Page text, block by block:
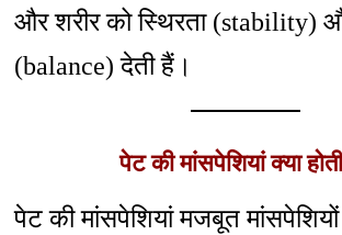
और शरीर को स्थिरता (stability)
(balance) देती हैं।
पेट की मांसपेशियां क्या
पेट की मांसपेशियां मजबूत